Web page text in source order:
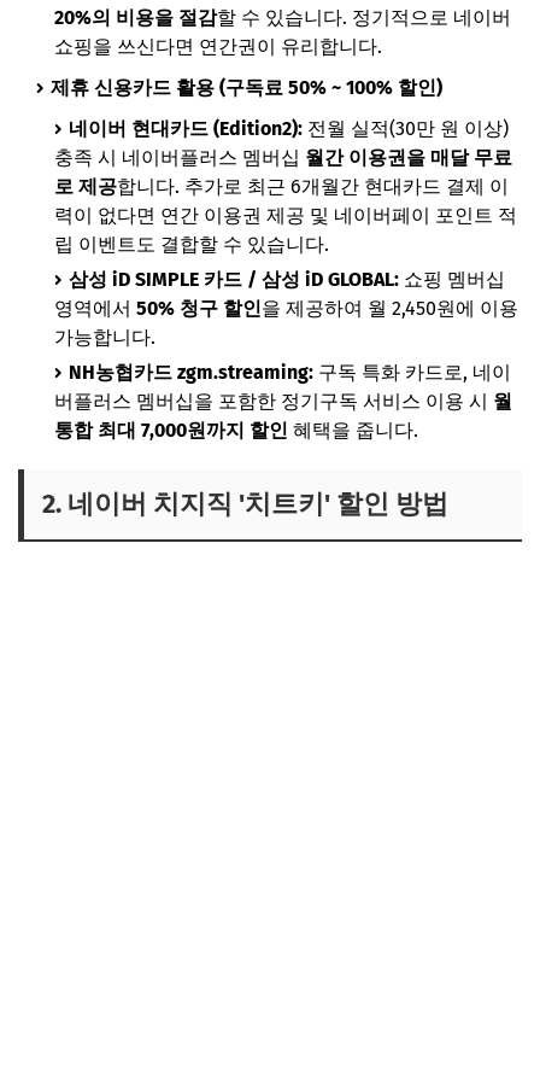
20%의 비용을 절감할 수 있습니다. 정기적으로 네이버
쇼핑을 쓰신다면 연간권이 유리합니다.
제휴 신용카드 활용 (구독료 50% ~ 100% 할인)
네이버 현대카드 (Edition2): 전월 실적(30만 원 이상)
충족 시 네이버플러스 멤버십 월간 이용권을 매달 무료
로 제공합니다. 추가로 최근 6개월간 현대카드 결제 이
력이 없다면 연간 이용권 제공 및 네이버페이 포인트 적
립 이벤트도 결합할 수 있습니다.
삼성 iD SIMPLE 카드 / 삼성 iD GLOBAL: 쇼핑 멤버십
영역에서 50% 청구 할인을 제공하여 월 2,450원에 이용
가능합니다.
NH농협카드 zgm.streaming: 구독 특화 카드로, 네이
버플러스 멤버십을 포함한 정기구독 서비스 이용 시 월
통합 최대 7,000원까지 할인 혜택을 줍니다.
2. 네이버 치지직 '치트키' 할인 방법